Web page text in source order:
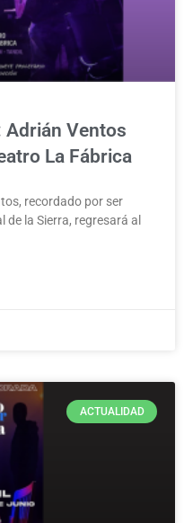
Adrián Ventos
La Fábrica
recordado por ser
de la Sierra, regresará al
ACTUALIDAD